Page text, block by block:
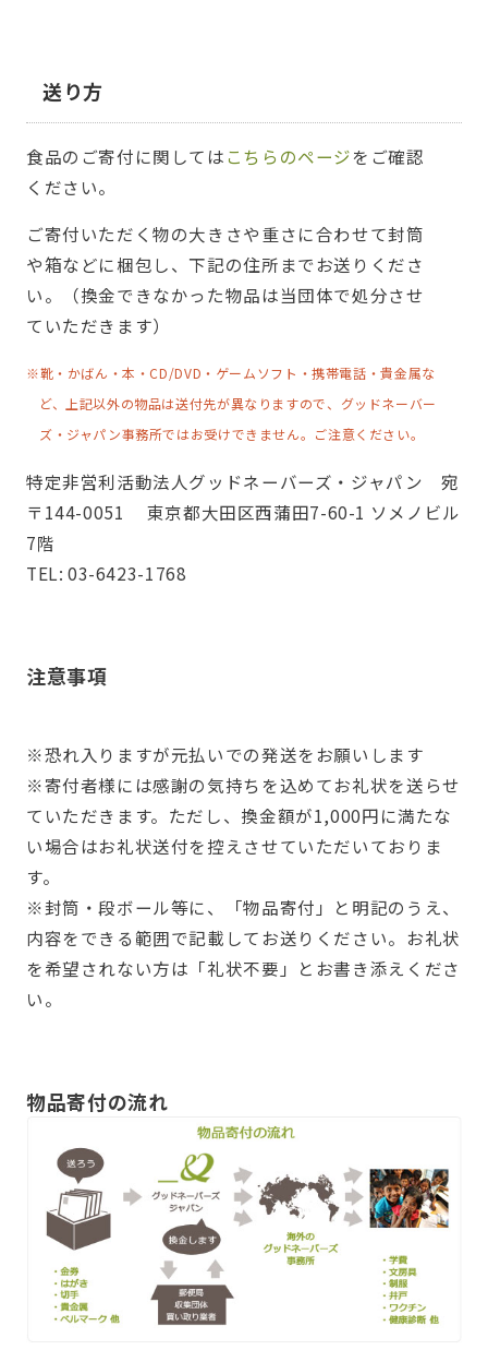
送り方
食品のご寄付に関しては こちらのページをご確認
ください。
ご寄付いただく物の大きさや重さに合わせて封筒
や箱などに梱包し、下記の住所までお送りくださ
い。（換金できなかった物品は当団体で処分させ
ていただきます）
※靴・かばん・本・CD/DVD・ゲームソフト・携帯電話・貴金属な
ど、上記以外の物品は送付先が異なりますので、グッドネーバー
ズ・ジャパン事務所ではお受けできません。ご注意ください。
特定非営利活動法人グッドネーバーズ・ジャパン 宛
〒144-0051 東京都大田区西蒲田7-60-1 ソメノビル
7階
TEL: 03-6423-1768
注意事項
※恐れ入りますが元払いでの発送をお願いします
※寄付者様には感謝の気持ちを込めてお礼状を送らせ
ていただきます。ただし、換金額が1,000円に満たな
い場合はお礼状送付を控えさせていただいておりま
す。
※封筒・段ボール等に、「物品寄付」と明記のうえ、
内容をできる範囲で記載してお送りください。お礼状
を希望されない方は「礼状不要」とお書き添えくださ
い。
物品寄付の流れ